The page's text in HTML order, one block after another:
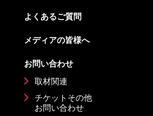
よくあるご質問
メディアの皆様へ
お問い合わせ
取材関連
チケットその他
お問い合わせ